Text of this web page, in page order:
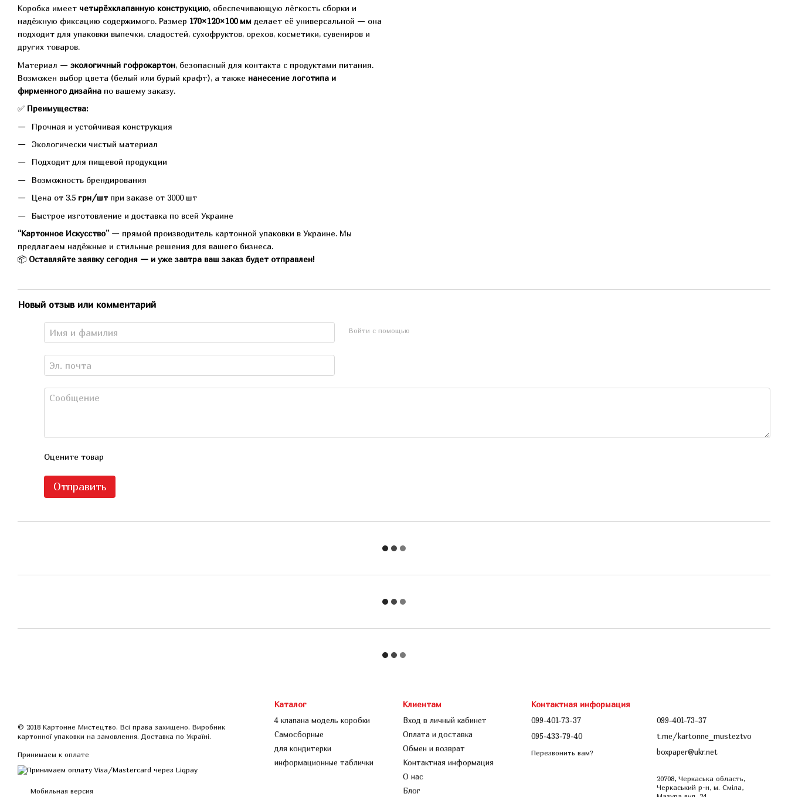
Коробка имеет четырёхклапанную конструкцию, обеспечивающую лёгкость сборки и
надёжную фиксацию содержимого. Размер 170×120×100 мм делает её универсальной — она
подходит для упаковки выпечки, сладостей, сухофруктов, орехов, косметики, сувениров и
других товаров.
Материал — экологичный гофрокартон, безопасный для контакта с продуктами питания.
Возможен выбор цвета (белый или бурый крафт), а также нанесение логотипа и
фирменного дизайна по вашему заказу.
✅ Преимущества:
Прочная и устойчивая конструкция
Экологически чистый материал
Подходит для пищевой продукции
Возможность брендирования
Цена от 3.5 грн/шт при заказе от 3000 шт
Быстрое изготовление и доставка по всей Украине
“Картонное Искусство” — прямой производитель картонной упаковки в Украине. Мы
предлагаем надёжные и стильные решения для вашего бизнеса.
📦 Оставляйте заявку сегодня — и уже завтра ваш заказ будет отправлен!
Новый отзыв или комментарий
Войти с помощью
Оцените товар
Отправить
© 2018 Картонне Мистецтво. Всі права захищено. Виробник
картонної упаковки на замовлення. Доставка по Україні.
Принимаем к оплате
Мобильная версия
Каталог
4 клапана модель коробки
Самосборные
для кондитерки
информационные таблички
Клиентам
Вход в личный кабинет
Оплата и доставка
Обмен и возврат
Контактная информация
О нас
Блог
Контактная информация
099-401-73-37
095-433-79-40
Перезвонить вам?
099-401-73-37
t.me/kartonne_musteztvo
boxpaper@ukr.net
20708, Черкаська область,
Черкаський р-н, м. Сміла,